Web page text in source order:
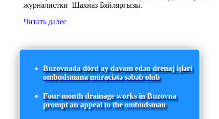
журналистки Шахназ Бяйляргызы.
Читать далее
Buzovnada dörd ay davam edən drenaj işləri
ombudsmana müraciətə səbəb olub
Four-month drainage works in Buzovna
prompt an appeal to the ombudsman